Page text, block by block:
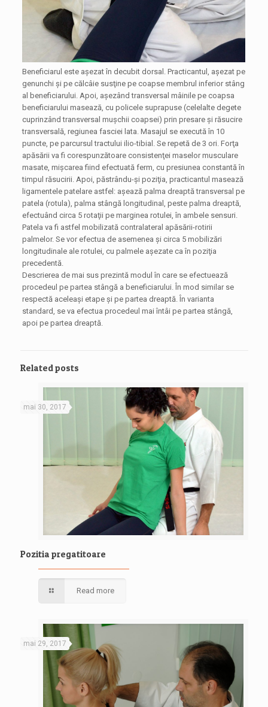
Beneficiarul este aşezat în decubit dorsal. Practicantul, aşezat pe
genunchi şi pe călcâie susţine pe coapse membrul inferior stâng
al beneficiarului. Apoi, aşezând transversal mâinile pe coapsa
beneficiarului masează, cu policele suprapuse (celelalte degete
cuprinzând transversal muşchii coapsei) prin presare şi răsucire
transversală, regiunea fasciei lata. Masajul se execută în 10
puncte, pe parcursul tractului ilio-tibial. Se repetă de 3 ori. Forţa
apăsării va fi corespunzătoare consistenţei maselor musculare
masate, mişcarea fiind efectuată ferm, cu presiunea constantă în
timpul răsucirii. Apoi, păstrându-şi poziţia, practicantul masează
ligamentele patelare astfel: aşează palma dreaptă transversal pe
patela (rotula), palma stângă longitudinal, peste palma dreaptă,
efectuând circa 5 rotaţii pe marginea rotulei, în ambele sensuri.
Patela va fi astfel mobilizată contralateral apăsării-rotirii
palmelor. Se vor efectua de asemenea şi circa 5 mobilizări
longitudinale ale rotulei, cu palmele aşezate ca în poziţia
precedentă.
Descrierea de mai sus prezintă modul în care se efectuează
procedeul pe partea stângă a beneficiarului. În mod similar se
respectă aceleaşi etape şi pe partea dreaptă. În varianta
standard, se va efectua procedeul mai întâi pe partea stângă,
apoi pe partea dreaptă.
Related posts
mai 30, 2017
Pozitia pregatitoare
Read more
mai 29, 2017